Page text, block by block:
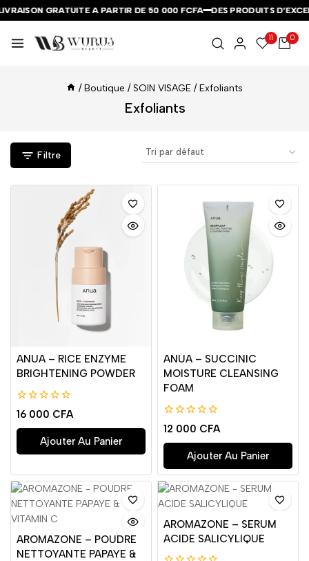
GRATUITE A PARTIR DE 50 000 FCFA DES PRODUITS
GRATUITE A PARTIR DE 50 000 FCFA DES PRODUITS
GRATUITE A PARTIR DE 50 000 FCFA DES PRODUITS
11 0
/ Boutique / SOIN VISAGE / Exfoliants
Exfoliants
Filtre
ANUA – RICE ENZYME
BRIGHTENING POWDER
0
de
5
16 000 CFA
Ajouter Au Panier
ANUA – SUCCINIC
MOISTURE CLEANSING
FOAM
0
de
5
12 000 CFA
Ajouter Au Panier
AROMAZONE – POUDRE
NETTOYANTE PAPAYE &
AROMAZONE – SERUM
ACIDE SALICYLIQUE